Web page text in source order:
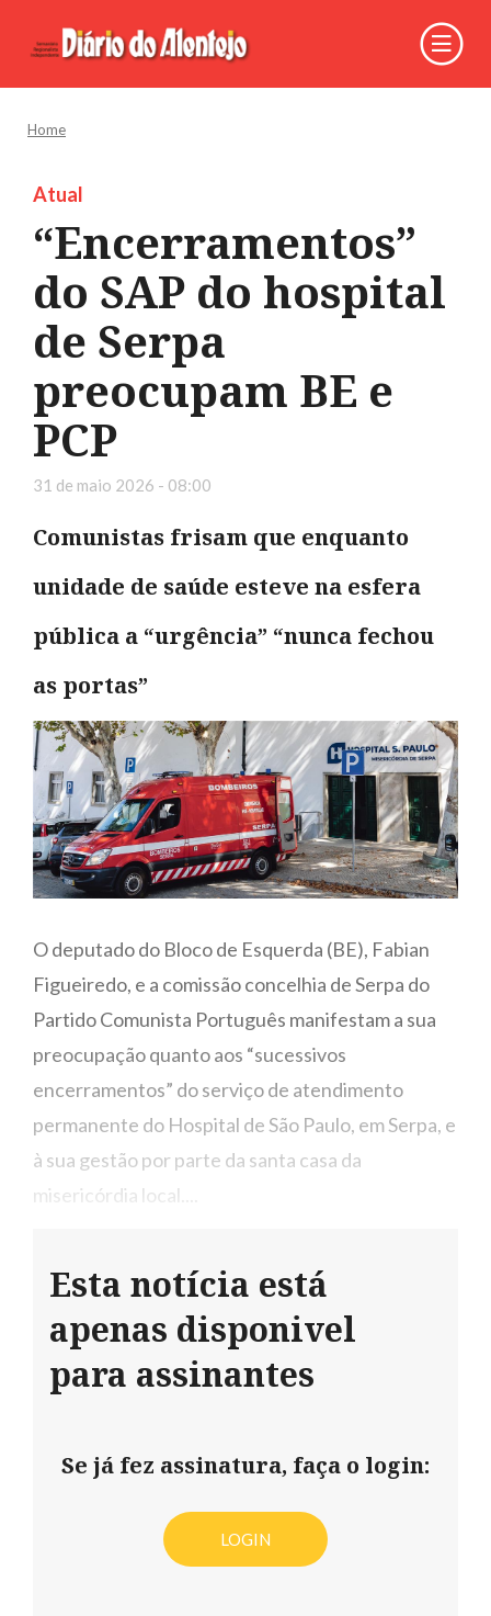
Home
Atual
“Encerramentos”
do SAP do hospital
de Serpa
preocupam BE e
PCP
31 de maio 2026 - 08:00
Comunistas frisam que enquanto
unidade de saúde esteve na esfera
pública a “urgência” “nunca fechou
as portas”
O deputado do Bloco de Esquerda (BE), Fabian
Figueiredo, e a comissão concelhia de Serpa do
Partido Comunista Português manifestam a sua
preocupação quanto aos “sucessivos
encerramentos” do serviço de atendimento
permanente do Hospital de São Paulo, em Serpa, e
à sua gestão por parte da santa casa da
misericórdia local....
Esta notícia está
apenas disponivel
para assinantes
Se já fez assinatura, faça o login:
LOGIN